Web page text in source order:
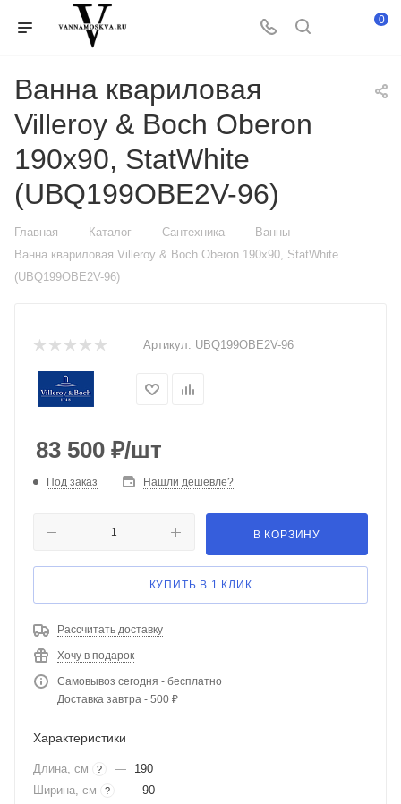
0
Ванна квариловая
Villeroy & Boch Oberon
190х90, StatWhite
(UBQ199OBE2V-96)
Главная — Каталог — Сантехника — Ванны —
Ванна квариловая Villeroy & Boch Oberon 190х90, StatWhite
(UBQ199OBE2V-96)
Артикул: UBQ199OBE2V-96
83 500 ₽/шт
Под заказ Нашли дешевле?
В КОРЗИНУ
КУПИТЬ В 1 КЛИК
Рассчитать доставку
Хочу в подарок
Самовывоз сегодня - бесплатно
Доставка завтра - 500 ₽
Характеристики
Длина, см ? —
190
Ширина, см
? — 90